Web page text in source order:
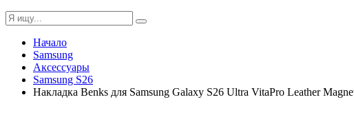
Начало
Samsung
Аксессуары
Samsung S26
Накладка Benks для Samsung Galaxy S26 Ultra VitaPro Leather